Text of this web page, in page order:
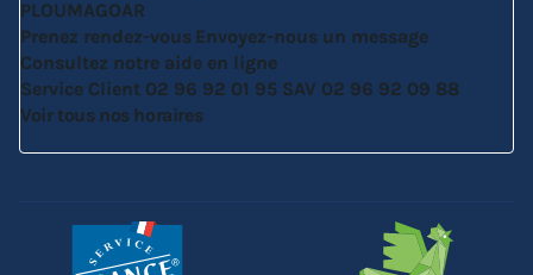
PLOUMAGOAR
Prenez rendez-vous Envoyez-nous un message
Consultez notre aide en ligne
Service Client 02 96 92 01 95 SAV 02 96 92 09 88
Voir tous nos horaires